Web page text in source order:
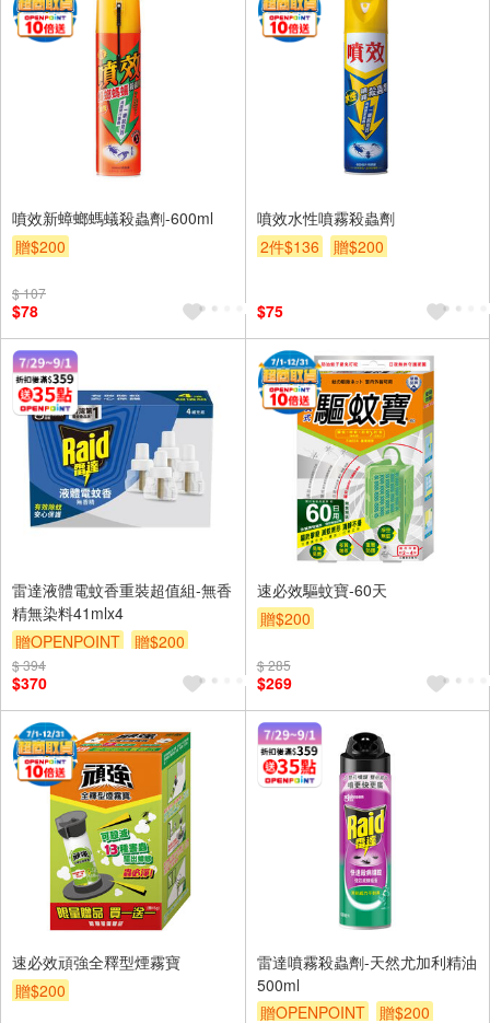
噴效新蟑螂螞蟻殺蟲劑-600ml
贈$200
$ 107
$78
噴效水性噴霧殺蟲劑
2件$136
贈$200
$75
雷達液體電蚊香重裝超值組-無香
精無染料41mlx4
贈OPENPOINT
贈$200
$ 394
$370
速必效驅蚊寶-60天
贈$200
$ 285
$269
速必效頑強全釋型煙霧寶
贈$200
雷達噴霧殺蟲劑-天然尤加利精油
500ml
贈OPENPOINT
贈$200